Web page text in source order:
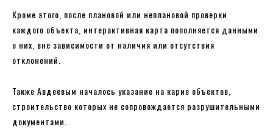
Кроме этого, после плановой или неплановой проверки
каждого объекта, интерактивная карта пополняется данными
о них, вне зависимости от наличия или отсутствия
отклонений.
Также Авдеевым началось указание на карие объектов,
строительство которых не сопровождается разрушительными
документами.